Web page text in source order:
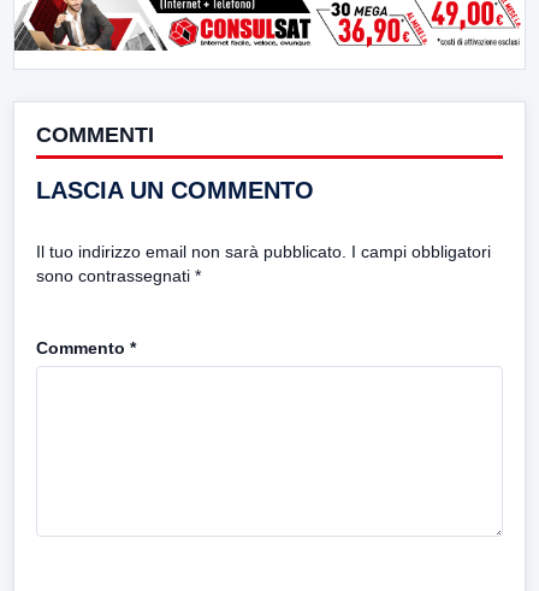
COMMENTI
LASCIA UN COMMENTO
Il tuo indirizzo email non sarà pubblicato. I campi obbligatori
sono contrassegnati *
Commento *